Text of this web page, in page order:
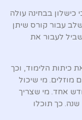
בבחינה עולה
עבור קורס שיתן
לעבור את
כיתות הלימוד, וכך
מוזלים. מי שיכול
אחד. מי שצריך
או חצי שנה. כך תוכלו